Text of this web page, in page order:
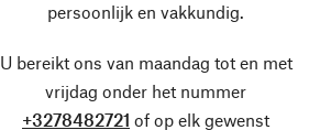
persoonlijk en vakkundig.
U bereikt ons van maandag tot en met
vrijdag onder het nummer
+3278482721 of op elk gewenst